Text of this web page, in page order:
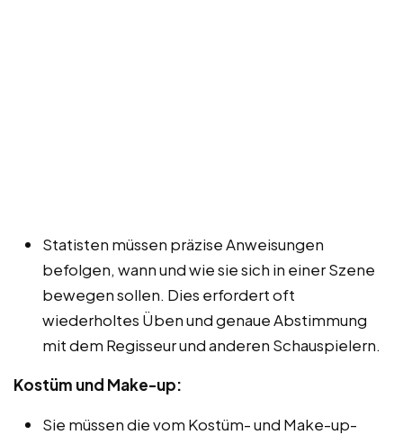
Statisten müssen präzise Anweisungen
befolgen, wann und wie sie sich in einer Szene
bewegen sollen. Dies erfordert oft
wiederholtes Üben und genaue Abstimmung
mit dem Regisseur und anderen Schauspielern.
Kostüm und Make-up:
Sie müssen die vom Kostüm- und Make-up-